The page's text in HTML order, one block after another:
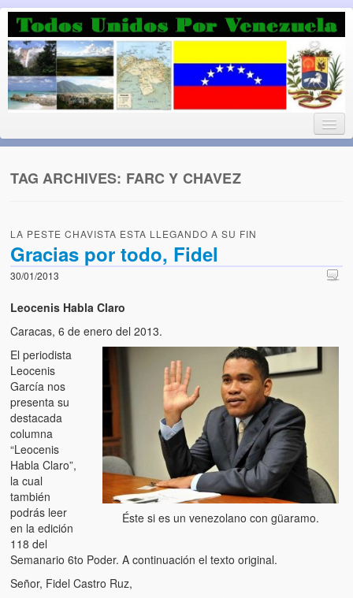
Luchando por la Democracia
Fuera el chavismo, la peor peste que le ha caido a esta tierra
¡Bienvenido!
Todos Unidos por Venezuela te da la bienvenida a éste nuestro
Acerca de este blog (About this Blog)
Artículos
El Tipo y los Rojos en Los Teques (The Jerk and the Reds in
Teques)
Hablé con Chavistas (I spoke with chavistas)
La burla del Chavez “tan amante de los niños” (The mockery of
Chavez “such a children lover”)
Los niños de las calles de Venezuela (Children of the streets of
Venezuela)
Luis y El Mono… en armas (Luis and El Mono… armed)
TAG ARCHIVES: FARC Y CHAVEZ
LA PESTE CHAVISTA ESTA LLEGANDO A SU FIN
Gracias por todo, Fidel
30/01/2013
Leocenis Habla Claro
Caracas, 6 de enero del 2013.
Éste si es un venezolano con güaramo.
El periodista
Leocenis
García nos
presenta su
destacada
columna
“Leocenis
Habla Claro”,
la cual
también
podrás leer
en la edición
118 del
Semanario 6to Poder. A continuación el texto original.
Señor, Fidel Castro Ruz,